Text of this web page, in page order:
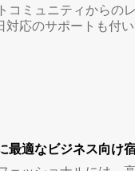
コミュニティからの
応のサポートも付い
最⁠適⁠なビ⁠ジ⁠ネ⁠ス⁠向⁠け